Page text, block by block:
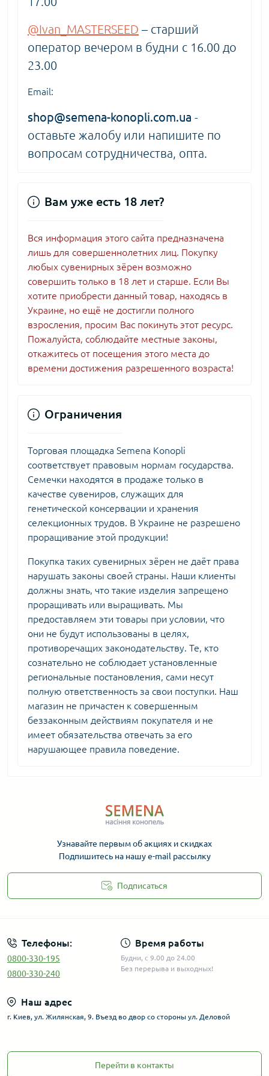
@Ivan_MASTERSEED – старший
оператор вечером в будни с 16.00 до
23.00
Email:
shop@semena-konopli.com.ua -
оставьте жалобу или напишите по
вопросам сотрудничества, опта.
Вам уже есть 18 лет?
Вся информация этого сайта предназначена
лишь для совершеннолетних лиц. Покупку
любых сувенирных зёрен возможно
совершить только в 18 лет и старше. Если Вы
хотите приобрести данный товар, находясь в
Украине, но ещё не достигли полного
взросления, просим Вас покинуть этот ресурс.
Пожалуйста, соблюдайте местные законы,
откажитесь от посещения этого места до
времени достижения разрешенного возраста!
Ограничения
Торговая площадка Semena Konopli
соответствует правовым нормам государства.
Семечки находятся в продаже только в
качестве сувениров, служащих для
генетической консервации и хранения
селекционных трудов. В Украине не разрешено
проращивание этой продукции!
Покупка таких сувенирных зёрен не даёт права
нарушать законы своей страны. Наши клиенты
должны знать, что такие изделия запрещено
проращивать или выращивать. Мы
предоставляем эти товары при условии, что
они не будут использованы в целях,
противоречащих законодательству. Те, кто
сознательно не соблюдает установленные
региональные постановления, сами несут
полную ответственность за свои поступки. Наш
магазин не причастен к совершенным
беззаконным действиям покупателя и не
имеет обязательства отвечать за его
нарушающее правила поведение.
Узнавайте первым об акциях и скидках
Подпишитесь на нашу e-mail рассылку
Подписаться
Телефоны:
0800-330-195
0800-330-240
Время работы
Будни, с 9.00 до 24.00
Без перерыва и выходных!
Наш адрес
г. Киев, ул. Жилянская, 9. Въезд во двор со стороны ул. Деловой
Перейти в контакты